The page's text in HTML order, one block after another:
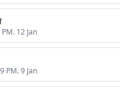
12 Jan
PM. 9 Jan